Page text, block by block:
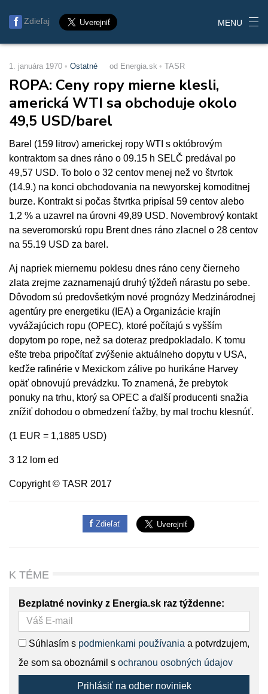
Zdieľaj MENU
1. januára 1970 Ostatné od Energia.sk TASR
ROPA: Ceny ropy mierne klesli,
americká WTI sa obchoduje okolo
49,5 USD/barel
Barel (159 litrov) americkej ropy WTI s októbrovým
kontraktom sa dnes ráno o 09.15 h SELČ predával po
49,57 USD. To bolo o 32 centov menej než vo štvrtok
(14.9.) na konci obchodovania na newyorskej komoditnej
burze. Kontrakt si počas štvrtka pripísal 59 centov alebo
1,2 % a uzavrel na úrovni 49,89 USD. Novembrový kontakt
na severomorskú ropu Brent dnes ráno zlacnel o 28 centov
na 55.19 USD za barel.
Aj napriek miernemu poklesu dnes ráno ceny čierneho
zlata zrejme zaznamenajú druhý týždeň nárastu po sebe.
Dôvodom sú predovšetkým nové prognózy Medzinárodnej
agentúry pre energetiku (IEA) a Organizácie krajín
vyvážajúcich ropu (OPEC), ktoré počítajú s vyšším
dopytom po rope, než sa doteraz predpokladalo. K tomu
ešte treba pripočítať zvýšenie aktuálneho dopytu v USA,
keďže rafinérie v Mexickom zálive po hurikáne Harvey
opäť obnovujú prevádzku. To znamená, že prebytok
ponuky na trhu, ktorý sa OPEC a ďalší producenti snažia
znížiť dohodou o obmedzení ťažby, by mal trochu klesnúť.
(1 EUR = 1,1885 USD)
3 12 lom ed
Copyright © TASR 2017
Zdieľať
K TÉME
Bezplatné novinky z Energia.sk raz týždenne:
Súhlasím s podmienkami používania a potvrdzujem,
že som sa oboznámil s ochranou osobných údajov
Prihlásiť na odber noviniek